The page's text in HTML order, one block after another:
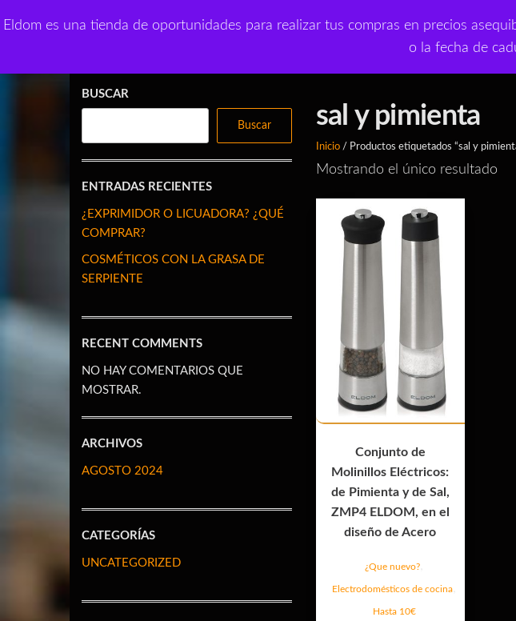
alEldom es una tienda de oportunidades para realizar tus compras en precios
o la fecha de
Eldom outlet
Productos de uso diario a precios asequibles
sal y pimienta
Inicio/ Productos etiquetados “sal y
Mostrando el único resultado
Conjunto de
Molinillos Eléctricos:
de Pimienta y de Sal,
ZMP4 ELDOM, en el
diseño de Acero
¿Que nuevo?
Electrodomésticos de cocina
Hasta 10€
BUSCAR
Buscar
ENTRADAS RECIENTES
¿EXPRIMIDOR O LICUADORA? ¿QUÉ
COMPRAR?
COSMÉTICOS CON LA GRASA DE
SERPIENTE
RECENT COMMENTS
NO HAY COMENTARIOS QUE
MOSTRAR.
ARCHIVOS
AGOSTO 2024
CATEGORÍAS
UNCATEGORIZED